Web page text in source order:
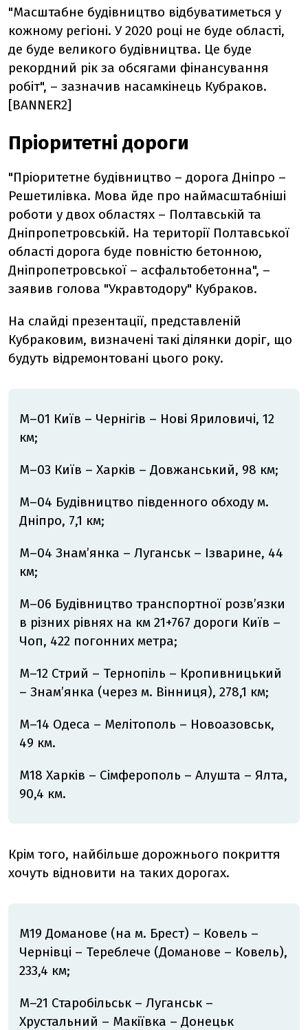
"Масштабне будівництво відбуватиметься у
кожному регіоні. У 2020 році не буде області,
де буде великого будівництва. Це буде
рекордний рік за обсягами фінансування
робіт", – зазначив насамкінець Кубраков.
[BANNER2]
Пріоритетні дороги
"Пріоритетне будівництво – дорога Дніпро –
Решетилівка. Мова йде про наймасштабніші
роботи у двох областях – Полтавській та
Дніпропетровській. На території Полтавської
області дорога буде повністю бетонною,
Дніпропетровської – асфальтобетонна", –
заявив голова "Укравтодору" Кубраков.
На слайді презентації, представленій
Кубраковим, визначені такі ділянки доріг, що
будуть відремонтовані цього року.
М–01 Київ – Чернігів – Нові Яриловичі, 12
км;
М–03 Київ – Харків – Довжанський, 98 км;
М–04 Будівництво південного обходу м.
Дніпро, 7,1 км;
М–04 Знам’янка – Луганськ – Ізварине, 44
км;
М–06 Будівництво транспортної розв’язки
в різних рівнях на км 21+767 дороги Київ –
Чоп, 422 погонних метра;
М–12 Стрий – Тернопіль – Кропивницький
– Знам’янка (через м. Вінниця), 278,1 км;
М–14 Одеса – Мелітополь – Новоазовськ,
49 км.
М18 Харків – Сімферополь – Алушта – Ялта,
90,4 км.
Крім того, найбільше дорожнього покриття
хочуть відновити на таких дорогах.
М19 Доманове (на м. Брест) – Ковель –
Чернівці – Тереблече (Доманове – Ковель),
233,4 км;
М–21 Старобільськ – Луганськ –
Хрустальний – Макіївка – Донецьк